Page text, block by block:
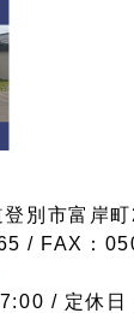
登別市富岸町
/ FAX：
/ 定休日